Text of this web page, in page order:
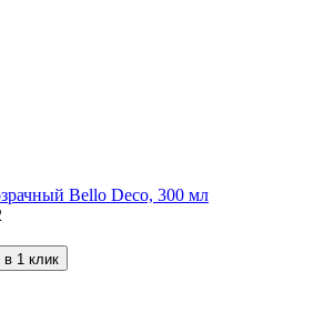
Bello Deco, 300 мл
в 1 клик